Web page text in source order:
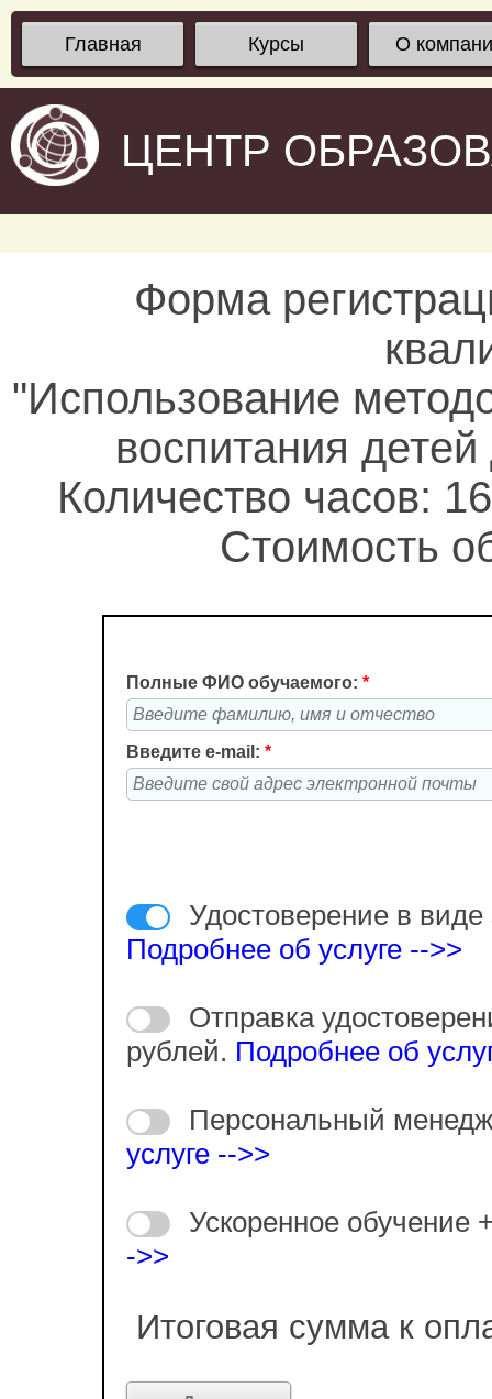
Главная Курсы О
ЦЕНТР
Форма
"Использование
воспитания
Количество часов:
Стоимость
Полные ФИО обучаемого: *
Введите e-mail: *
Удостоверение в виде
Подробнее об услуге -->>
Отправка
рублей. Подробнее об
Персональный
услуге -->>
Ускоренное обучение
->>
Итоговая сумма к